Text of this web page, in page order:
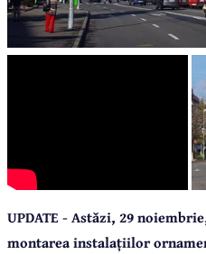
UPDATE - Astăzi, 29
montarea instalațiilor